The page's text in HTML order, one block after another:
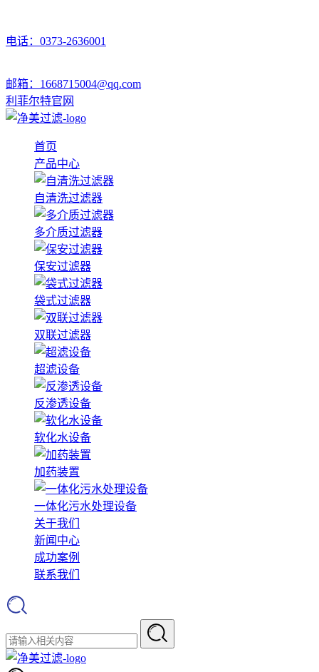
电话：0373-2636001
邮箱：1668715004@qq.com
利菲尔特官网
首页
产品中心
自清洗过滤器
多介质过滤器
保安过滤器
袋式过滤器
双联过滤器
超滤设备
反渗透设备
软化水设备
加药装置
一体化污水处理设备
关于我们
新闻中心
成功案例
联系我们